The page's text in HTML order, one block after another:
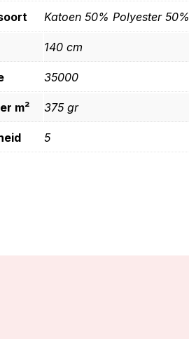
Katoen 50% Polyester 50%
140 cm
35000
m² 375 gr
5